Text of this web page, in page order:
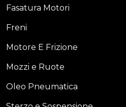
Fasatura Motori
Freni
Motore E Frizione
Mozzi e Ruote
Oleo Pneumatica